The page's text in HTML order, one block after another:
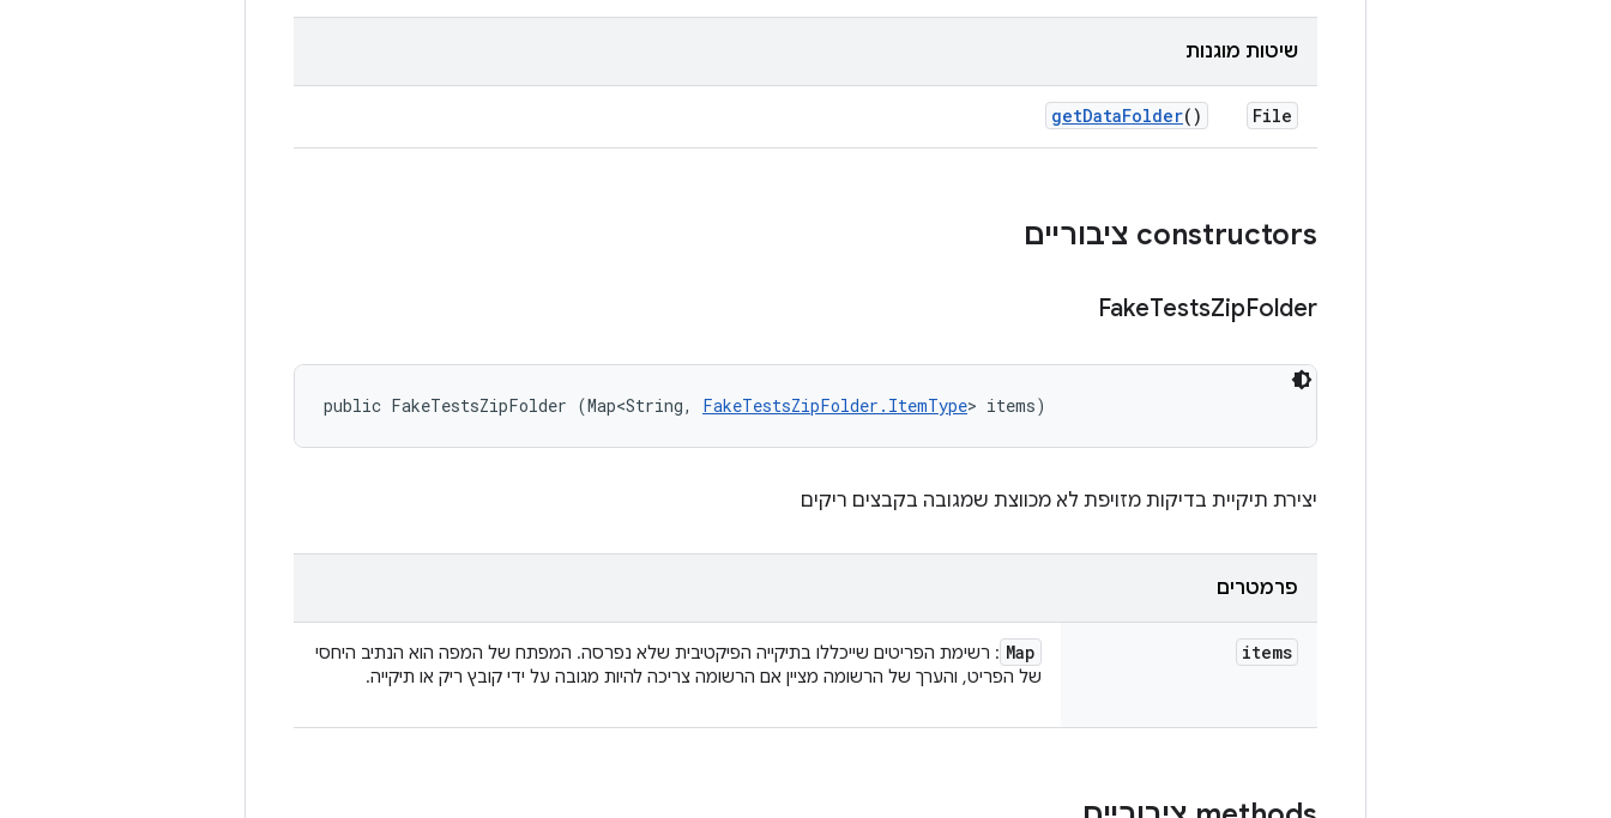
שיטות מוגנות
File
getDataFolder()
‫constructors ציבוריים
FakeTestsZipFolder
public FakeTestsZipFolder (Map<String, FakeTestsZipFolder.ItemType> items)
יצירת תיקיית בדיקות מזויפת לא מכווצת שמגובה בקבצים ריקים
פרמטרים
items
Map : רשימת הפריטים שייכללו בתיקייה הפיקטיבית שלא נפרסה. המפתח של המפה הוא הנתיב היחסי
של הפריט, והערך של הרשומה מציין אם הרשומה צריכה להיות מגובה על ידי קובץ ריק או תיקייה.